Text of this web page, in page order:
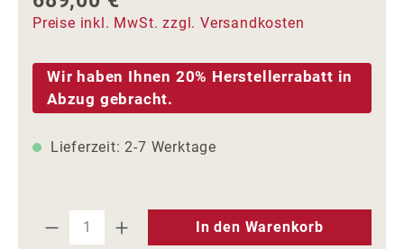
Preise inkl. MwSt. zzgl. Versandkosten
Wir haben Ihnen 20% Herstellerrabatt in
Abzug gebracht.
Lieferzeit: 2-7 Werktage
Produkt Anzahl: Gib den
In den Warenkorb